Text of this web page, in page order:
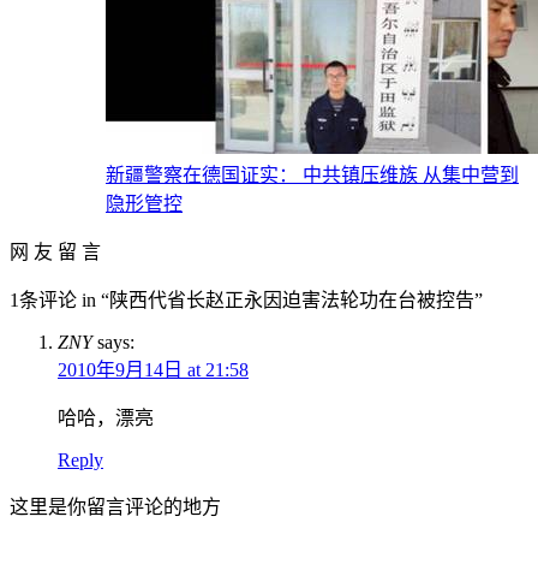
新疆警察在德国证实： 中共镇压维族 从集中营到
隐形管控
网 友 留 言
1条评论 in “陕西代省长赵正永因迫害法轮功在台被控告”
ZNY says:
2010年9月14日 at 21:58
哈哈，漂亮
Reply
这里是你留言评论的地方